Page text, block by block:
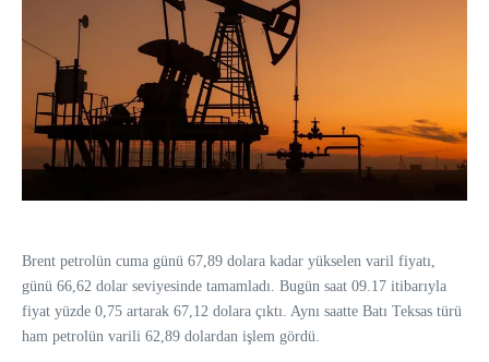
Brent petrolün cuma günü 67,89 dolara kadar yükselen varil fiyatı,
günü 66,62 dolar seviyesinde tamamladı. Bugün saat 09.17 itibarıyla
fiyat yüzde 0,75 artarak 67,12 dolara çıktı. Aynı saatte Batı Teksas türü
ham petrolün varili 62,89 dolardan işlem gördü.